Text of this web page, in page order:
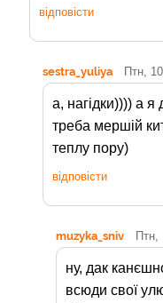
відповісти
sestra_yuliya Птн,
а, нагідки)))) а я
треба мершій
теплу пору)
відповісти
muzyka_sniv Птн,
ну, дак
всюди свої